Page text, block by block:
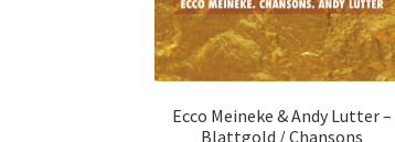
Ecco Meineke & Andy Lutter –
Blattgold / Chansons